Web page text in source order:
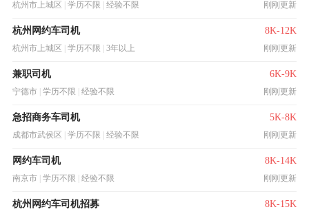
杭州市上城区 学历不限 经验不限 刚刚更新
杭州网约车司机 8K-12K
杭州市上城区 学历不限 3年以上 刚刚更新
兼职司机 6K-9K
宁德市 学历不限 经验不限 刚刚更新
急招商务车司机 5K-8K
成都市武侯区 学历不限 经验不限 刚刚更新
网约车司机 8K-14K
南京市 学历不限 经验不限 刚刚更新
杭州网约车司机招募 8K-15K